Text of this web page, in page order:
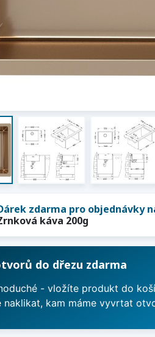
zdarma pro objednávky
káva 200g
do dřezu zdarma
- vložíte produkt do
naklikat, kam máme vyvrtat